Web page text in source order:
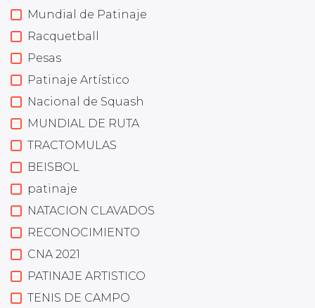
Mundial de Patinaje
Racquetball
Pesas
Patinaje Artístico
Nacional de Squash
MUNDIAL DE RUTA
TRACTOMULAS
BEISBOL
patinaje
NATACION CLAVADOS
RECONOCIMIENTO
CNA 2021
PATINAJE ARTISTICO
TENIS DE CAMPO